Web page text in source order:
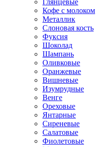
Глянцевые
Кофе с молоком
Металлик
Слоновая кость
Фуксия
Шоколад
Шампань
Оливковые
Оранжевые
Вишневые
Изумрудные
Венге
Ореховые
Янтарные
Сиреневые
Салатовые
Фиолетовые